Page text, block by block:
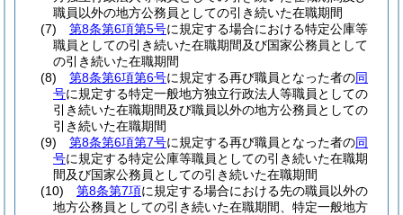
職員以外の地方公務員としての引き続いた在職期間
(7)
第8条第6項第5号に規定する場合における特定公庫等
職員としての引き続いた在職期間及び国家公務員として
の引き続いた在職期間
(8)
第8条第6項第6号に規定する再び職員となった者の同
号に規定する特定一般地方独立行政法人等職員としての
引き続いた在職期間及び職員以外の地方公務員としての
引き続いた在職期間
(9)
第8条第6項第7号に規定する再び職員となった者の同
号に規定する特定公庫等職員としての引き続いた在職期
間及び国家公務員としての引き続いた在職期間
(10)
第8条第7項に規定する場合における先の職員以外の
地方公務員としての引き続いた在職期間、特定一般地方